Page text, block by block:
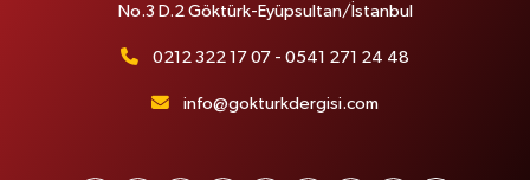
No.3 D.2 Göktürk-Eyüpsultan/İstanbul
0212 322 17 07 - 0541 271 24 48
info@gokturkdergisi.com